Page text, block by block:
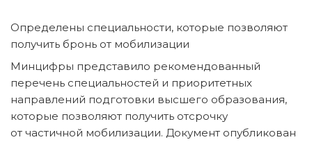
Определены специальности, которые позволяют
получить бронь от мобилизации
Минцифры представило рекомендованный
перечень специальностей и приоритетных
направлений подготовки высшего образования,
которые позволяют получить отсрочку
от частичной мобилизации. Документ опубликован